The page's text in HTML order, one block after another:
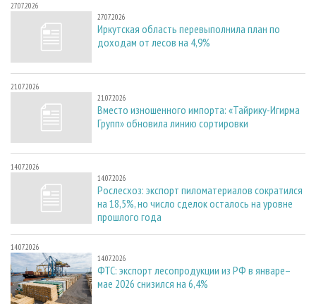
27.07.2026
27.07.2026
Иркутская область перевыполнила план по
доходам от лесов на 4,9%
21.07.2026
21.07.2026
Вместо изношенного импорта: «Тайрику-Игирма
Групп» обновила линию сортировки
14.07.2026
14.07.2026
Рослесхоз: экспорт пиломатериалов сократился
на 18,5%, но число сделок осталось на уровне
прошлого года
14.07.2026
14.07.2026
ФТС: экспорт лесопродукции из РФ в январе–
мае 2026 снизился на 6,4%